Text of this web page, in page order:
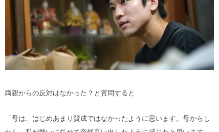
両親からの反対はなかった？と質問すると
「母は、はじめあまり賛成ではなかったように思います。母からし